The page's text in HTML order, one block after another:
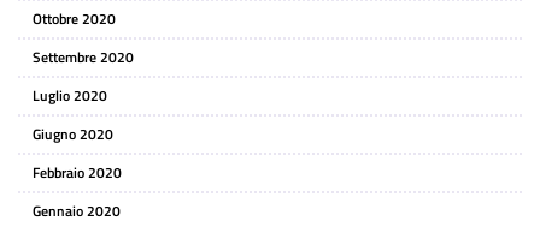
Ottobre 2020
Settembre 2020
Luglio 2020
Giugno 2020
Febbraio 2020
Gennaio 2020